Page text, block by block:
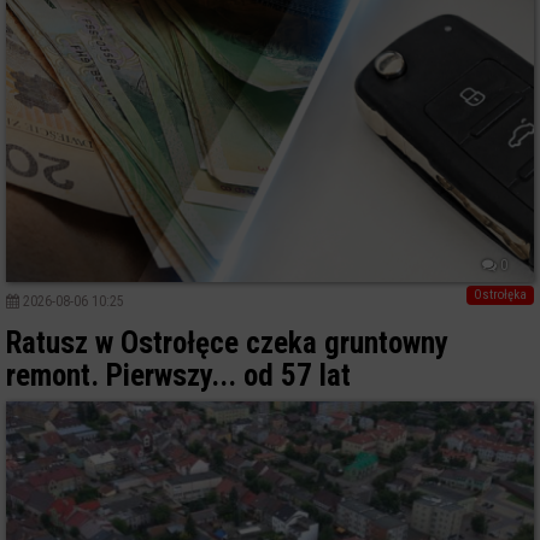
0
Ostrołęka
2026-08-06 10:25
Ratusz w Ostrołęce czeka gruntowny
remont. Pierwszy... od 57 lat